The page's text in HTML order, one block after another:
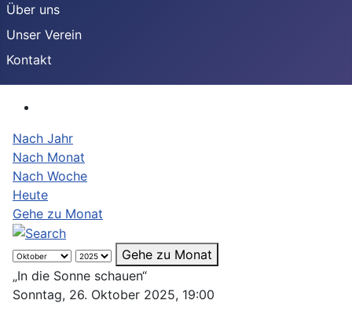
Über uns
Unser Verein
Kontakt
Nach Jahr
Nach Monat
Nach Woche
Heute
Gehe zu Monat
Gehe zu Monat
„In die Sonne schauen“
Sonntag, 26. Oktober 2025, 19:00